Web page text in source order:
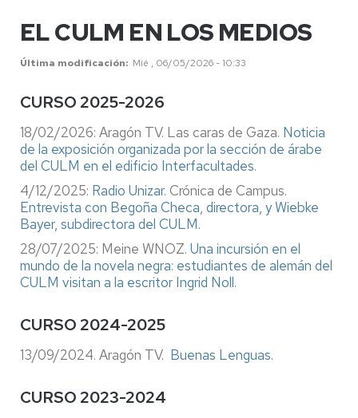
EL CULM EN LOS MEDIOS
Última modificación Mié , 06/05/2026 - 10:33
CURSO 2025-2026
18/02/2026: Aragón TV. Las caras de Gaza. Noticia
de la exposición organizada por la sección de árabe
del CULM en el edificio Interfacultades.
4/12/2025: Radio Unizar. Crónica de Campus.
Entrevista con Begoña Checa, directora, y Wiebke
Bayer, subdirectora del CULM.
28/07/2025: Meine WNOZ. Una incursión en el
mundo de la novela negra: estudiantes de alemán del
CULM visitan a la escritor Ingrid Noll.
CURSO 2024-2025
13/09/2024. Aragón TV. Buenas Lenguas.
CURSO 2023-2024